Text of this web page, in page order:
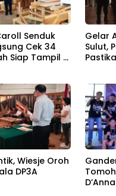
Senduk
Cek 34
Siap Tampil di
Gelar
Sulut,
Wiesje Oroh
DP3A